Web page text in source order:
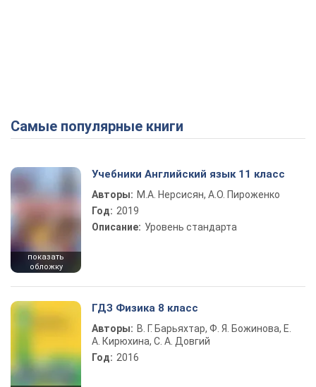
Самые популярные книги
показать
обложку
Учебники Английский язык 11 класс
Авторы: М.А. Нерсисян, А.О. Пироженко
Год: 2019
Описание: Уровень стандарта
ГДЗ Физика 8 класс
Авторы: В. Г. Барьяхтар, Ф. Я. Божинова, Е.
А. Кирюхина, С. А. Довгий
Год: 2016